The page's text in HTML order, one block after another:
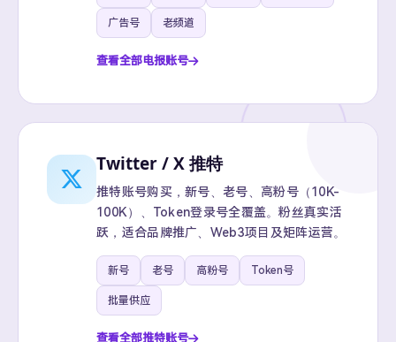
广告号 老频道
查看全部电报账号
Twitter / X 推特
推特账号购买，新号、老号、高粉号（10K-
100K）、Token登录号全覆盖。粉丝真实活
跃，适合品牌推广、Web3项目及矩阵运营。
新号 老号 高粉号 Token号
批量供应
查看全部推特账号